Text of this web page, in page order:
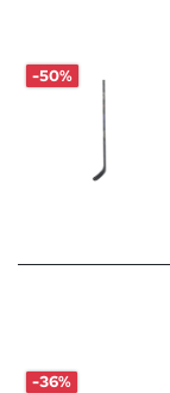
-50%
-36%